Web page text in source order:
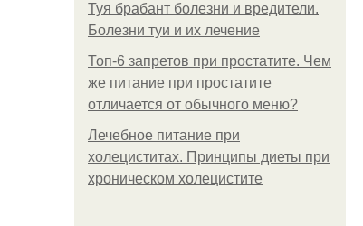
Туя брабант болезни и вредители.
Болезни туи и их лечение
Топ-6 запретов при простатите. Чем
же питание при простатите
отличается от обычного меню?
Лечебное питание при
холециститах. Принципы диеты при
хроническом холецистите